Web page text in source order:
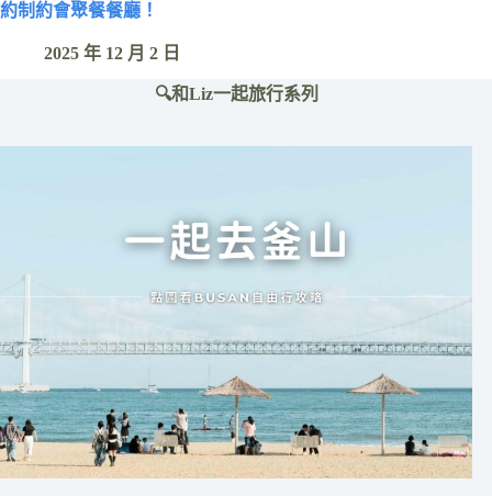
約制約會聚餐餐廳！
2025 年 12 月 2 日
🔍和Liz一起旅行系列